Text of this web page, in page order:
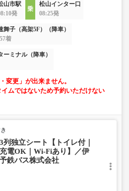
山市駅
発
松山インター口
08:25発
舞子（高架5F）（降車）
着
ミナル（降車）
変更」が出来ません。
イムではないため予約いただけない
3列独立シート【トイレ付｜
充電OK｜Wi-Fiあり】／伊
予鉄バス株式会社